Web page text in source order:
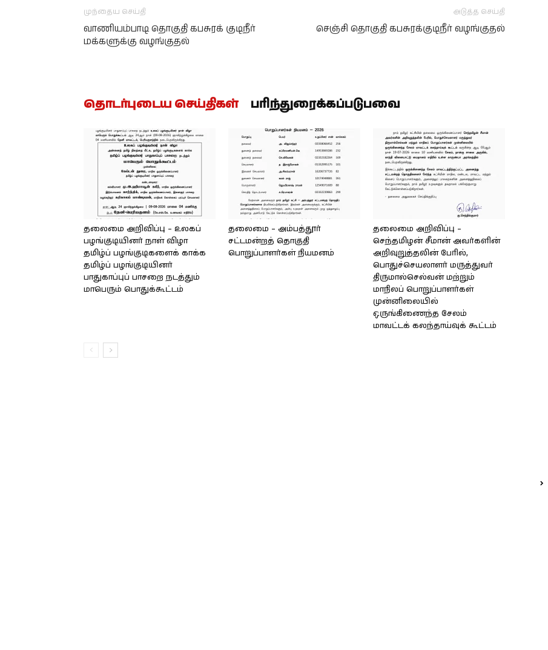
முந்தைய செய்தி
வாணியம்பாடி தொகுதி கபசுரக் குடிநீர்
மக்களுக்கு வழங்குதல்
அடுத்த செய்தி
செஞ்சி தொகுதி கபசுரக்குடிநீர் வழங்குதல்
தொடர்புடைய செய்திகள் பரிந்துரைக்கப்படுபவை
தலைமை அறிவிப்பு – உலகப்
பழங்குடியினர் நாள் விழா
தமிழ்ப் பழங்குடிகளைக் காக்க
தமிழ்ப் பழங்குடியினர்
பாதுகாப்புப் பாசறை நடத்தும்
மாபெரும் பொதுக்கூட்டம்
தலைமை – அம்பத்தூர்
சட்டமன்றத் தொகுதி
பொறுப்பாளர்கள் நியமனம்
தலைமை அறிவிப்பு –
செந்தமிழன் சீமான் அவர்களின்
அறிவுறுத்தலின் பேரில்,
பொதுச்செயலாளர் மருத்துவர்
திருமால்செல்வன் மற்றும்
மாநிலப் பொறுப்பாளர்கள்
முன்னிலையில்
ஒருங்கிணைந்த சேலம்
மாவட்டக் கலந்தாய்வுக் கூட்டம்